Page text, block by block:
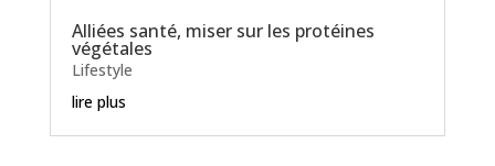
Alliées santé, miser sur les protéines
végétales
Lifestyle
lire plus